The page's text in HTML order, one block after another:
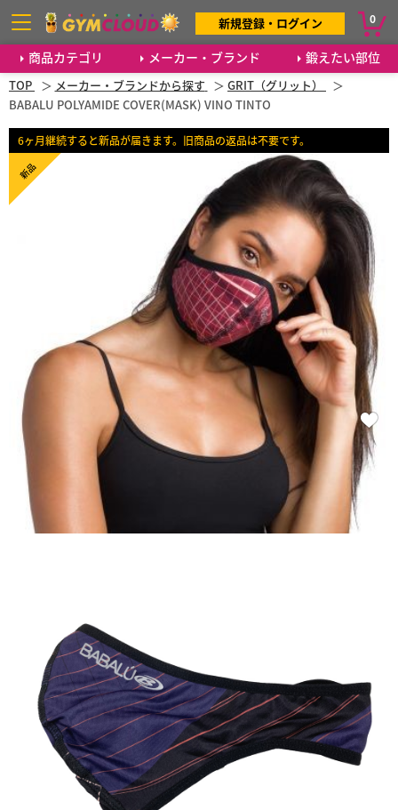
商品カテゴリ メーカー・ブランド 鍛えたい部位
新規登録・ログイン 0
TOP メーカー・ブランドから探す
GRIT（グリット）
BABALU POLYAMIDE COVER(MASK) VINO TINTO
6ヶ月継続すると新品が届きます。旧商品の返品は不要です。
新品